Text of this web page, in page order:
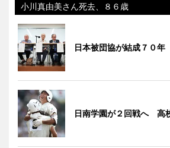
小川真由美さん死去、８６歳
日本被団協が結成７０年
日南学園が２回戦へ 高